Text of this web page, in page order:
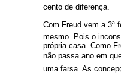
cento de diferença.
Com Freud vem a 3ª
mesmo. Pois o
própria casa. Como
não passa ano em
uma farsa. As